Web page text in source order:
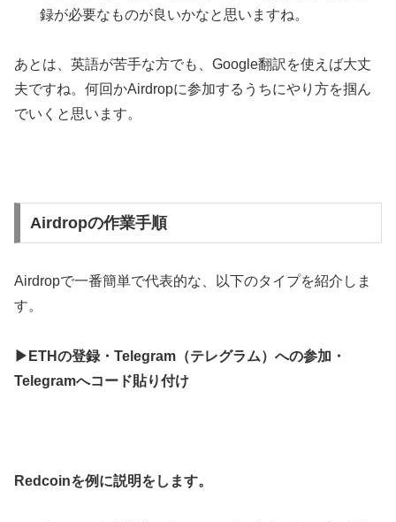
録が必要なものが良いかなと思いますね。
あとは、英語が苦手な方でも、Google翻訳を使えば大丈
夫ですね。何回かAirdropに参加するうちにやり方を掴ん
でいくと思います。
Airdropの作業手順
Airdropで一番簡単で代表的な、以下のタイプを紹介しま
す。
▶ETHの登録・Telegram（テレグラム）への参加・
Telegramへコード貼り付け
Redcoinを例に説明をします。